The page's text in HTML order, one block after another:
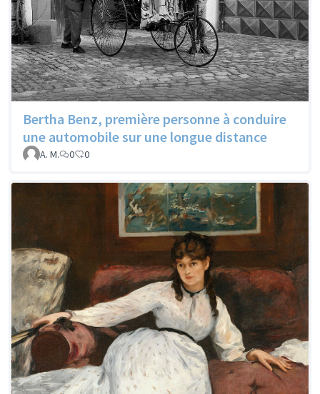
Bertha Benz, première personne à conduire
une automobile sur une longue distance
A. M. 0 0